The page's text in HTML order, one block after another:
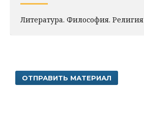
Литература. Философия. Pелигия
ОТПРАВИТЬ МАТЕРИАЛ